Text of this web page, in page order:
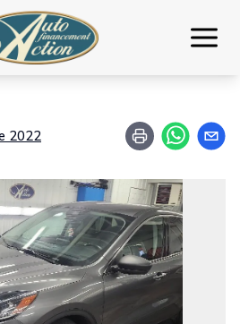
Inicio
mecánicos
2022